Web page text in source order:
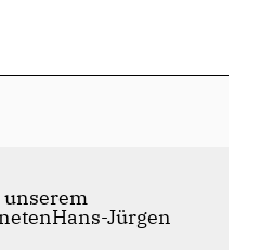
unserem
Jürgen